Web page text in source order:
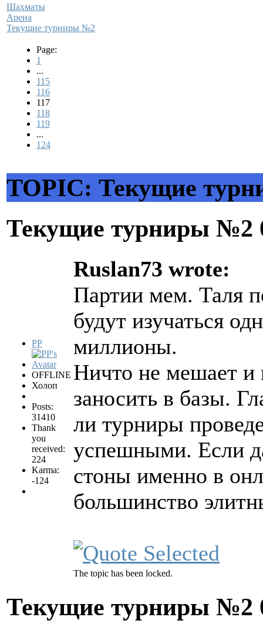
Шахматы
Арена
Текущие турниры №2
Page:
1
...
115
116
117
118
119
...
124
TOPIC: Текущие
Текущие турниры №2
PP
OFFLINE
Холоп
Posts:
31410
Thank
you
received:
224
Karma:
-124
Ruslan73 wrote:
Партии мем. Таля
будут изучаться
миллионы.
Ничто не мешает и
заносить в базы.
ли турниры
успешными. Если
стоны именно в
большинство
The topic has been locked.
Текущие турниры №2